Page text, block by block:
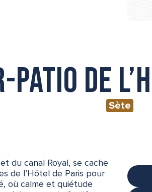
patio de
Sète
du canal Royal, se cache
de l’Hôtel de Paris pour
où calme et quiétude